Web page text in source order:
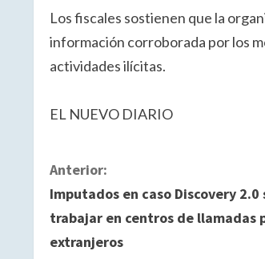
Los fiscales sostienen que la
información corroborada por los
actividades ilícitas.
EL NUEVO DIARIO
S
i
g
Anterior:
Imputados en caso Discovery 2.0
trabajar en centros de llamadas
extranjeros